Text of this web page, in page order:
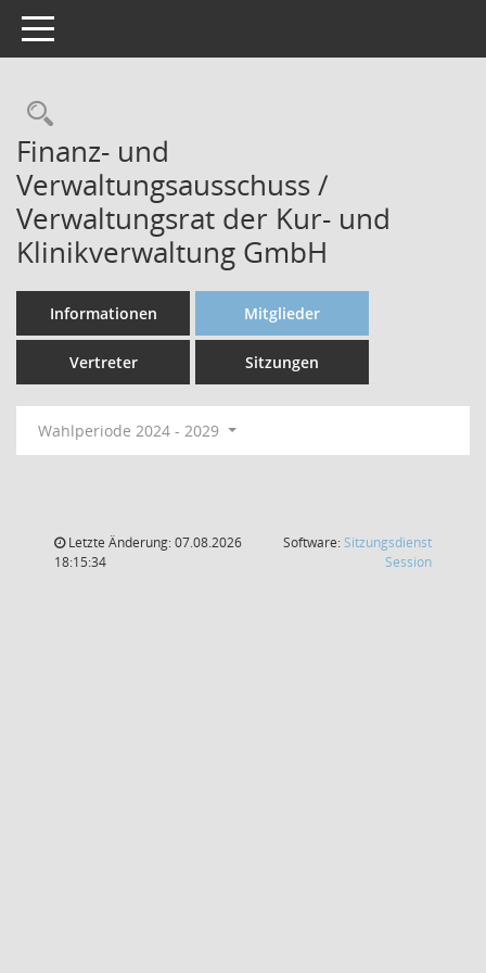
Toggle navigation
Finanz- und
Verwaltungsausschuss /
Verwaltungsrat der Kur- und
Klinikverwaltung GmbH
Informationen Mitglieder
Vertreter Sitzungen
Wahlperiode 2024 - 2029
Letzte Änderung: 07.08.2026
18:15:34
Software: Sitzungsdienst
Session(Wird in